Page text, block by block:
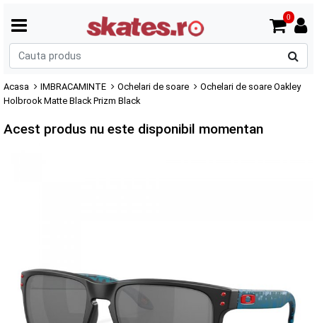
0
Acasa IMBRACAMINTE Ochelari de soare
Ochelari de soare Oakley
Holbrook Matte Black Prizm Black
Acest produs nu este disponibil momentan